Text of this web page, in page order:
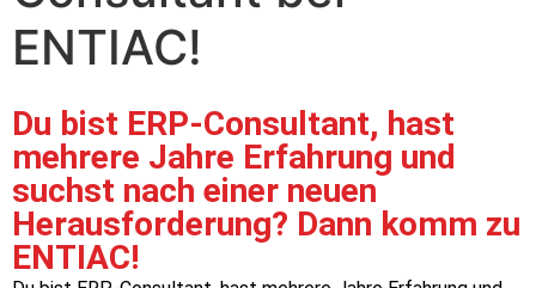
ENTIAC!
Du bist ERP-Consultant, hast
mehrere Jahre Erfahrung und
suchst nach einer neuen
Herausforderung? Dann komm zu
ENTIAC!